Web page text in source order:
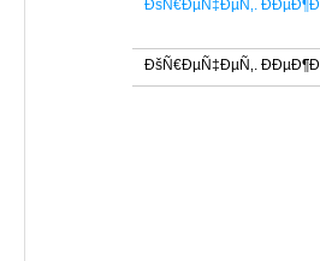
ÐšÑ€ÐµÑ‡ÐµÑ‚.
ÐšÑ€ÐµÑ‡ÐµÑ‚.